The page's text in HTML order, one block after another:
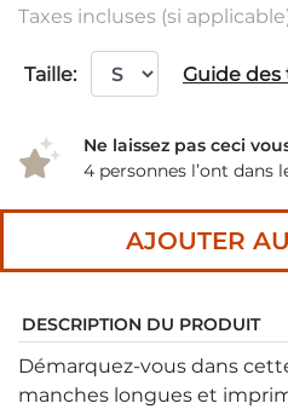
Taxes incluses (si
Taille: Guide des
Ne laissez pas ceci
4 personnes l’ont dans
AJOUTER
DESCRIPTION DU PRODUIT
Démarquez-vous dans
manches longues et